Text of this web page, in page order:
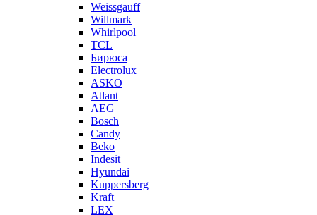
Weissgauff
Willmark
Whirlpool
TCL
Бирюса
Electrolux
ASKO
Atlant
AEG
Bosch
Candy
Beko
Indesit
Hyundai
Kuppersberg
Kraft
LEX